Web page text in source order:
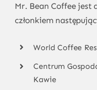
Mr. Bean Coffee jest
członkiem
World Coffee
Centrum
Kawie